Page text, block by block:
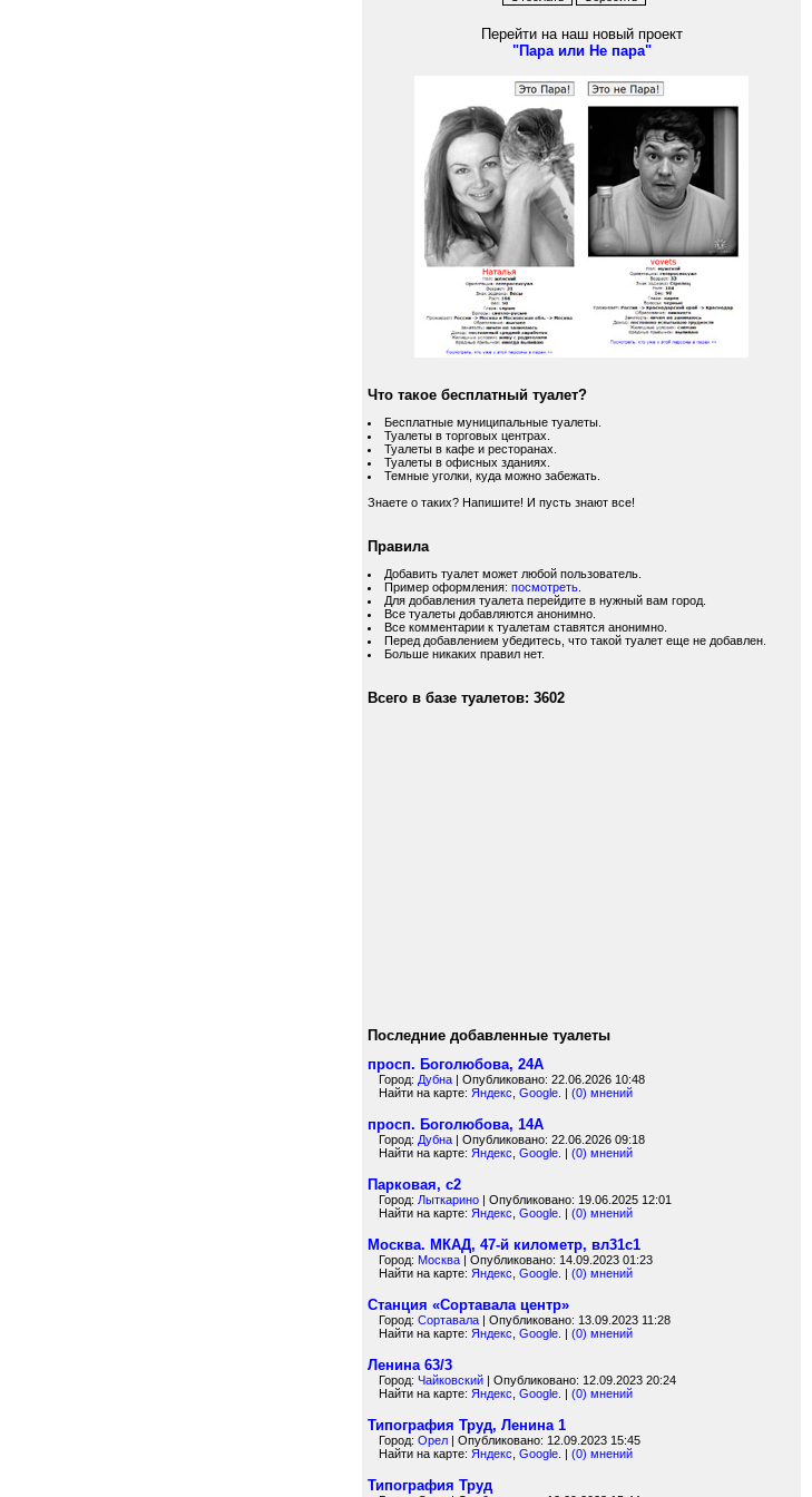
Перейти на наш новый проект
"Пара или Не пара"
Что такое бесплатный туалет?
Бесплатные муниципальные туалеты.
Туалеты в торговых центрах.
Туалеты в кафе и ресторанах.
Туалеты в офисных зданиях.
Темные уголки, куда можно забежать.
Знаете о таких? Напишите! И пусть знают все!
Правила
Добавить туалет может любой пользователь.
Пример оформления: посмотреть.
Для добавления туалета перейдите в нужный вам город.
Все туалеты добавляются анонимно.
Все комментарии к туалетам ставятся анонимно.
Перед добавлением убедитесь, что такой туалет еще не добавлен.
Больше никаких правил нет.
Всего в базе туалетов: 3602
Последние добавленные туалеты
просп. Боголюбова, 24А
Город: Дубна | Опубликовано: 22.06.2026 10:48
Найти на карте: Яндекс Google . | (0) мнений
просп. Боголюбова, 14А
Город: Дубна | Опубликовано: 22.06.2026 09:18
Найти на карте: Яндекс Google . | (0) мнений
Парковая, с2
Город: Лыткарино | Опубликовано: 19.06.2025 12:01
Найти на карте: Яндекс Google . | (0) мнений
Москва. МКАД, 47-й километр, вл31с1
Город: Москва | Опубликовано: 14.09.2023 01:23
Найти на карте: Яндекс Google . | (0) мнений
Станция «Сортавала центр»
Город: Сортавала | Опубликовано: 13.09.2023 11:28
Найти на карте: Яндекс Google . | (0) мнений
Ленина 63/3
Город: Чайковский | Опубликовано: 12.09.2023 20:24
Найти на карте: Яндекс Google . | (0) мнений
Типография Труд, Ленина 1
Город: Орел | Опубликовано: 12.09.2023 15:45
Найти на карте: Яндекс Google . | (0) мнений
Типография Труд